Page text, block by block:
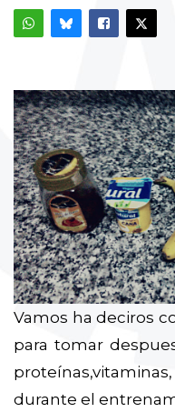
Vamos ha deciros
para tomar
durante el